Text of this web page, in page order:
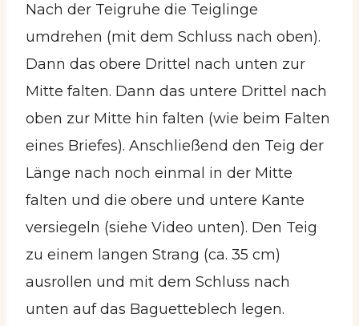
Nach der Teigruhe die Teiglinge
umdrehen (mit dem Schluss nach oben).
Dann das obere Drittel nach unten zur
Mitte falten. Dann das untere Drittel nach
oben zur Mitte hin falten (wie beim Falten
eines Briefes). Anschließend den Teig der
Länge nach noch einmal in der Mitte
falten und die obere und untere Kante
versiegeln (siehe Video unten). Den Teig
zu einem langen Strang (ca. 35 cm)
ausrollen und mit dem Schluss nach
unten auf das Baguetteblech legen.